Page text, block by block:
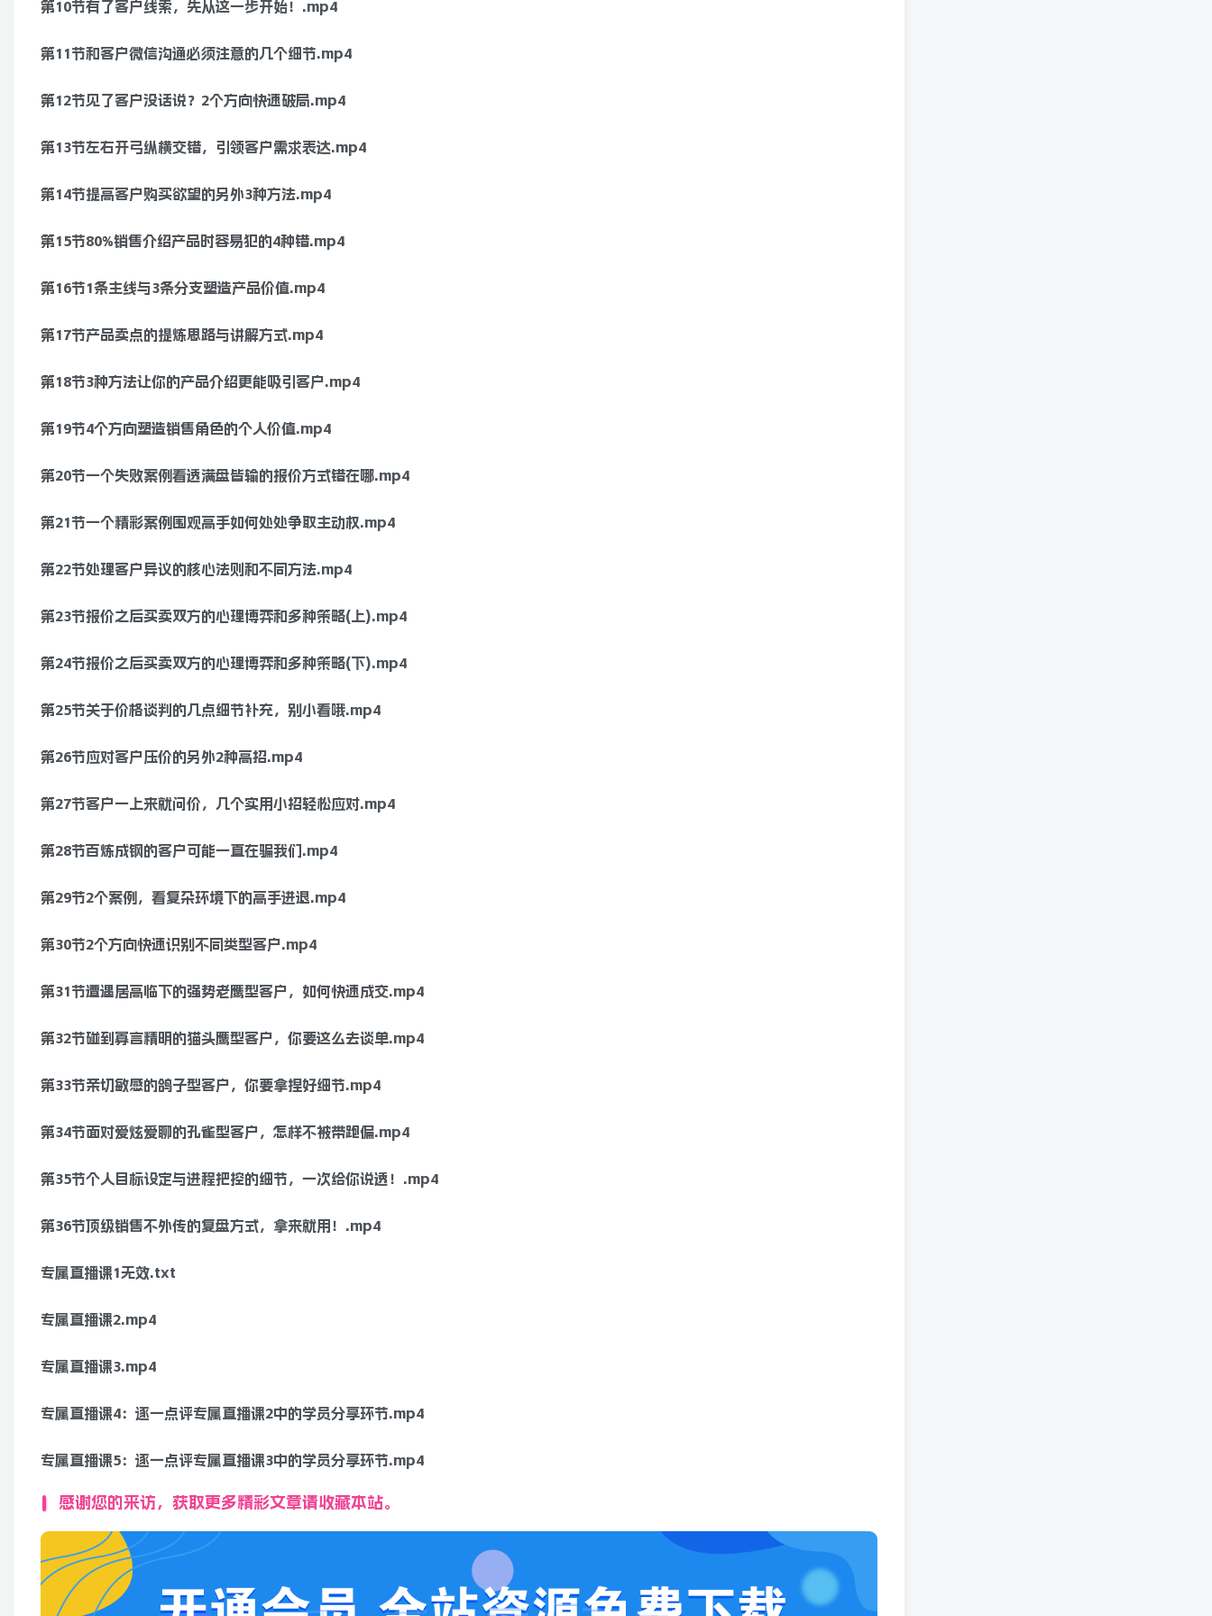
第10节有了客户线索，先从这一步开始！.mp4
第11节和客户微信沟通必须注意的几个细节.mp4
第12节见了客户没话说？2个方向快速破局.mp4
第13节左右开弓纵横交错，引领客户需求表达.mp4
第14节提高客户购买欲望的另外3种方法.mp4
第15节80%销售介绍产品时容易犯的4种错.mp4
第16节1条主线与3条分支塑造产品价值.mp4
第17节产品卖点的提炼思路与讲解方式.mp4
第18节3种方法让你的产品介绍更能吸引客户.mp4
第19节4个方向塑造销售角色的个人价值.mp4
第20节一个失败案例看透满盘皆输的报价方式错在哪.mp4
第21节一个精彩案例围观高手如何处处争取主动权.mp4
第22节处理客户异议的核心法则和不同方法.mp4
第23节报价之后买卖双方的心理博弈和多种策略(上).mp4
第24节报价之后买卖双方的心理博弈和多种策略(下).mp4
第25节关于价格谈判的几点细节补充，别小看哦.mp4
第26节应对客户压价的另外2种高招.mp4
第27节客户一上来就问价，几个实用小招轻松应对.mp4
第28节百炼成钢的客户可能一直在骗我们.mp4
第29节2个案例，看复杂环境下的高手进退.mp4
第30节2个方向快速识别不同类型客户.mp4
第31节遭遇居高临下的强势老鹰型客户，如何快速成交.mp4
第32节碰到寡言精明的猫头鹰型客户，你要这么去谈单.mp4
第33节亲切敏感的鸽子型客户，你要拿捏好细节.mp4
第34节面对爱炫爱聊的孔雀型客户，怎样不被带跑偏.mp4
第35节个人目标设定与进程把控的细节，一次给你说透！.mp4
第36节顶级销售不外传的复盘方式，拿来就用！.mp4
专属直播课1无效.txt
专属直播课2.mp4
专属直播课3.mp4
专属直播课4：逐一点评专属直播课2中的学员分享环节.mp4
专属直播课5：逐一点评专属直播课3中的学员分享环节.mp4
感谢您的来访，获取更多精彩文章请收藏本站。